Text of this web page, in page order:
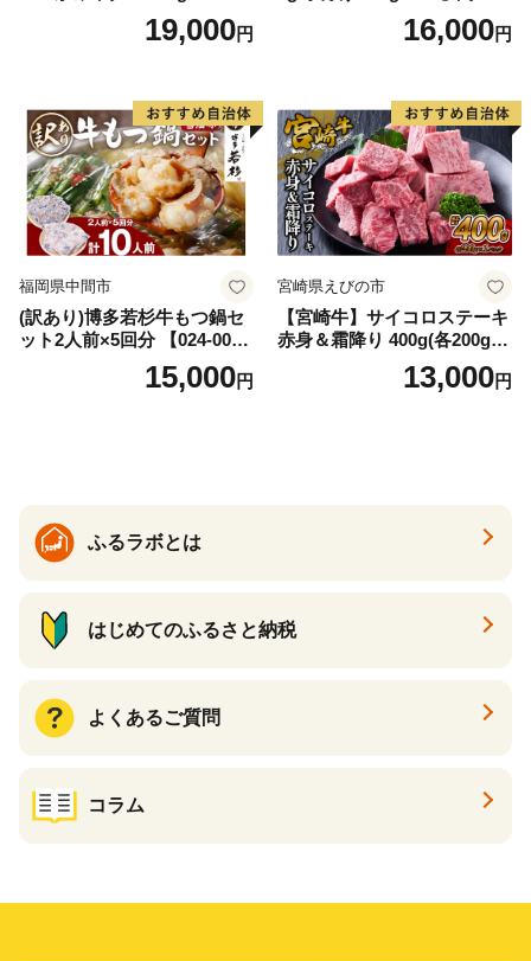
19,000円
牛肉 焼肉用 薄切り 訳あり サ
16,000円
福岡県中間市
(訳あり)博多若杉牛もつ鍋セ
ット2人前×5回分 【024-002
15,000円
宮崎県えびの市
【宮崎牛】サイコロステーキ
赤身＆霜降り 400g(各200g×
１P 計2P) 真空パック 冷凍
13,000円
ふるラボとは
はじめてのふるさと納税
よくあるご質問
コラム